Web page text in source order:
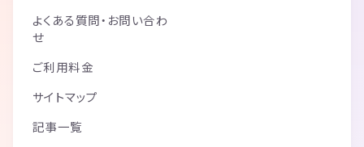
よくある質問・お問い合わ
せ
ご利用料金
サイトマップ
記事一覧